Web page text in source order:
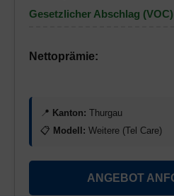
Gesetzlicher Abschlag
Nettoprämie:
📍 Kanton: Thurgau
📋 Modell: Weitere (Tel Care)
ANGEBOT